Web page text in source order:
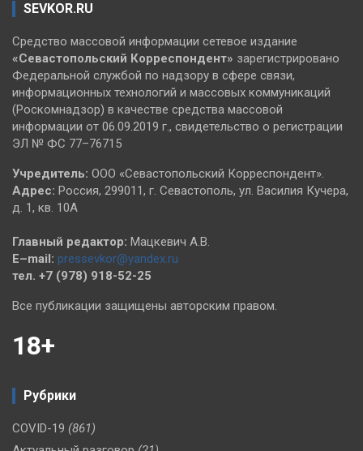
SEVKOR.RU
Средство массовой информации сетевое издание
«Севастопольский Корреспондент» зарегистрировано
Федеральной службой по надзору в сфере связи,
информационных технологий и массовых коммуникаций
(Роскомнадзор) в качестве средства массовой
информации от 06.09.2019 г., свидетельство о регистрации
ЭЛ № ФС 77–76715
Учредитель: ООО «Севастопольский Корреспондент».
Адрес: Россия, 299011, г. Севастополь, ул. Василия Кучера,
д. 1, кв. 10А
Главный редактор: Мацкевич А.В.
E–mail: pressevkor@yandex.ru
тел. +7 (978) 918-52-25
Все публикации защищены авторским правом.
18+
Рубрики
COVID-19 (861)